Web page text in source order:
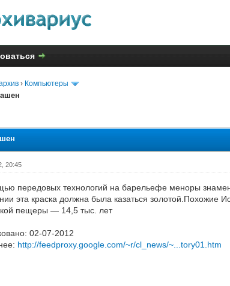
› Компьютеры
20:45
передовых технологий на барельефе меноры
эта краска должна была казаться
пещеры — 14,5 тыс. лет
02-07-2012
http://feedproxy.google.com/~r/cl_news/~...tory01.htm